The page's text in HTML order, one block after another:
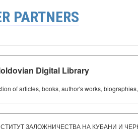
PARTNERS
Digital Library
of articles, books, author's works,
ЗАЛОЖНИЧЕСТВА НА КУБАНИ И